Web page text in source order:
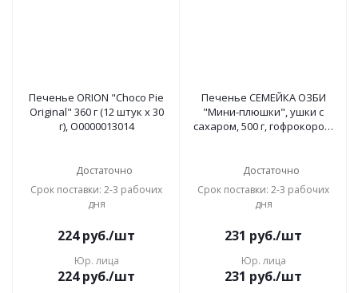
Печенье ORION "Choco Pie
Original" 360 г (12 штук х 30
г), О0000013014
Достаточно
Срок поставки: 2-3 рабочих
дня
224руб./шт
Юр. лица
224руб./шт
Печенье СЕМЕЙКА ОЗБИ
"Мини-плюшки", ушки с
сахаром, 500 г, гофрокороб,
Достаточно
Срок поставки: 2-3 рабочих
дня
231 руб./шт
Юр. лица
231 руб./шт